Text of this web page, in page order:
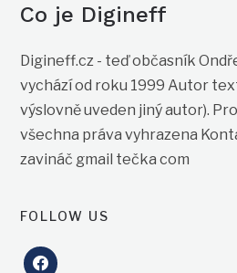
Co je Digineff
Digineff.cz - teď občasník
vychází od roku 1999 Autor
výslovně uveden jiný autor).
všechna práva vyhrazena
zavináč gmail tečka com
FOLLOW US
facebook